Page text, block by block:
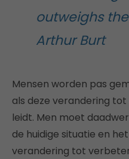
outweighs
Arthur Burt
Mensen worden pas
als deze verandering
leidt. Men moet
de huidige situatie en
verandering tot